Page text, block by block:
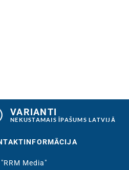
VARIANTI
NEKUSTAMAIS ĪPAŠUMS LATVIJĀ
Media"